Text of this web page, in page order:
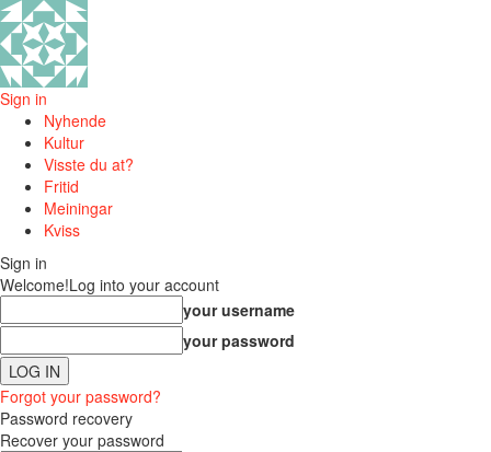
Sign in
Nyhende
Kultur
Visste du at?
Fritid
Meiningar
Kviss
Sign in
Welcome!Log into your account
your username
your password
Forgot your password?
Password recovery
Recover your password